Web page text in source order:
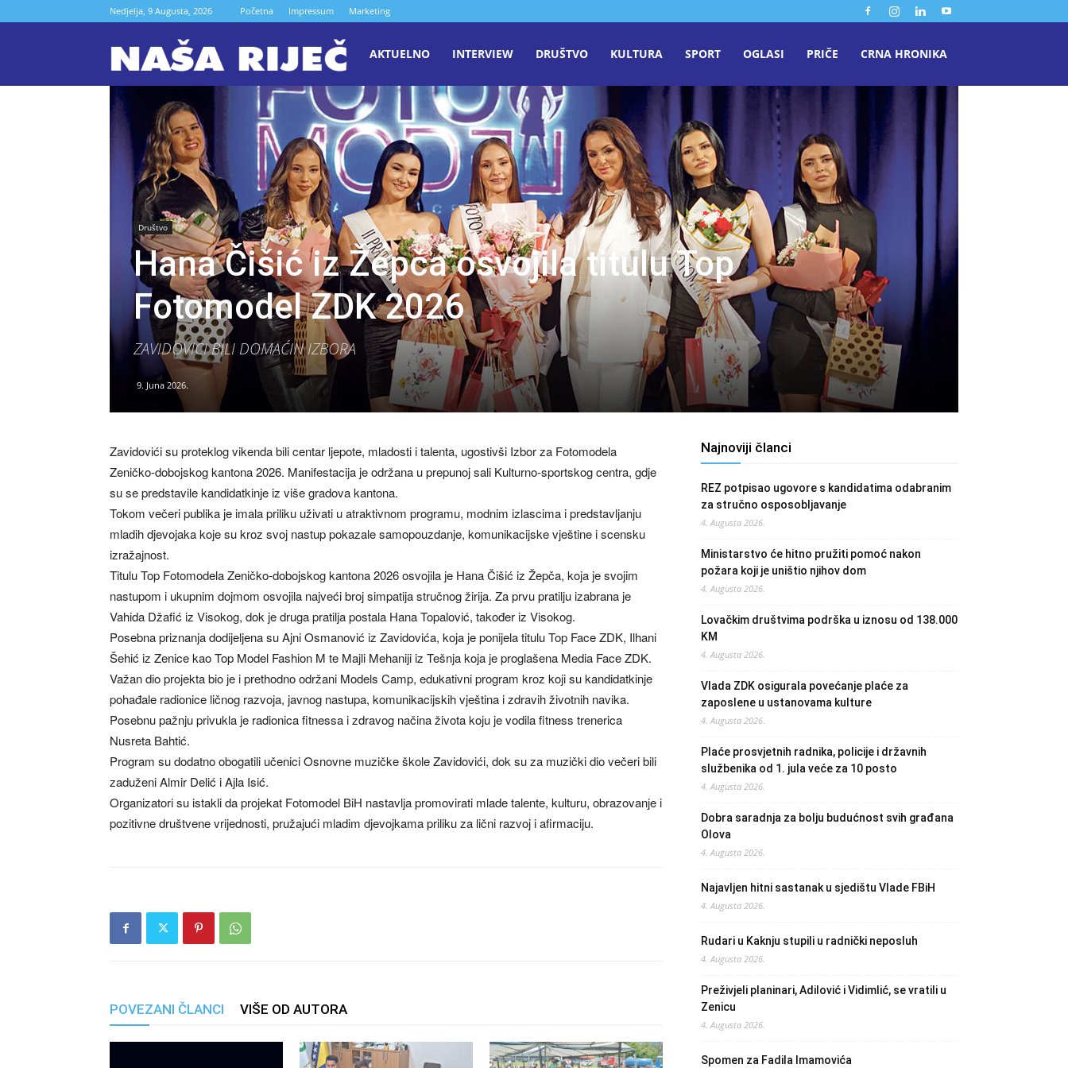
Nedjelja, 9 Augusta, 2026 Početna Impressum Marketing
Naša
riječ
Zenica
AKTUELNO INTERVIEW DRUŠTVO KULTURA SPORT OGLASI PRIČE CRNA HRONIKA
Društvo
Hana Čišić iz Žepča osvojila titulu Top
Fotomodel ZDK 2026
ZAVIDOVIĆI BILI DOMAĆIN IZBORA
9. Juna 2026.
Zavidovići su proteklog vikenda bili centar ljepote, mladosti i talenta, ugostivši Izbor za Fotomodela
Zeničko-dobojskog kantona 2026. Manifestacija je održana u prepunoj sali Kulturno-sportskog centra, gdje
su se predstavile kandidatkinje iz više gradova kantona.
Tokom večeri publika je imala priliku uživati u atraktivnom programu, modnim izlascima i predstavljanju
mladih djevojaka koje su kroz svoj nastup pokazale samopouzdanje, komunikacijske vještine i scensku
izražajnost.
Titulu Top Fotomodela Zeničko-dobojskog kantona 2026 osvojila je Hana Čišić iz Žepča, koja je svojim
nastupom i ukupnim dojmom osvojila najveći broj simpatija stručnog žirija. Za prvu pratilju izabrana je
Vahida Džafić iz Visokog, dok je druga pratilja postala Hana Topalović, također iz Visokog.
Posebna priznanja dodijeljena su Ajni Osmanović iz Zavidovića, koja je ponijela titulu Top Face ZDK, Ilhani
Šehić iz Zenice kao Top Model Fashion M te Majli Mehaniji iz Tešnja koja je proglašena Media Face ZDK.
Važan dio projekta bio je i prethodno održani Models Camp, edukativni program kroz koji su kandidatkinje
pohađale radionice ličnog razvoja, javnog nastupa, komunikacijskih vještina i zdravih životnih navika.
Posebnu pažnju privukla je radionica fitnessa i zdravog načina života koju je vodila fitness trenerica
Nusreta Bahtić.
Program su dodatno obogatili učenici Osnovne muzičke škole Zavidovići, dok su za muzički dio večeri bili
zaduženi Almir Delić i Ajla Isić.
Organizatori su istakli da projekat Fotomodel BiH nastavlja promovirati mlade talente, kulturu, obrazovanje i
pozitivne društvene vrijednosti, pružajući mladim djevojkama priliku za lični razvoj i afirmaciju.
POVEZANI ČLANCI VIŠE OD AUTORA
Najnoviji članci
REZ potpisao ugovore s kandidatima odabranim
za stručno osposobljavanje
4. Augusta 2026.
Ministarstvo će hitno pružiti pomoć nakon
požara koji je uništio njihov dom
4. Augusta 2026.
Lovačkim društvima podrška u iznosu od 138.000
KM
4. Augusta 2026.
Vlada ZDK osigurala povećanje plaće za
zaposlene u ustanovama kulture
4. Augusta 2026.
Plaće prosvjetnih radnika, policije i državnih
službenika od 1. jula veće za 10 posto
4. Augusta 2026.
Dobra saradnja za bolju budućnost svih građana
Olova
4. Augusta 2026.
Najavljen hitni sastanak u sjedištu Vlade FBiH
4. Augusta 2026.
Rudari u Kaknju stupili u radnički neposluh
4. Augusta 2026.
Preživjeli planinari, Adilović i Vidimlić, se vratili u
Zenicu
4. Augusta 2026.
Spomen za Fadila Imamovića